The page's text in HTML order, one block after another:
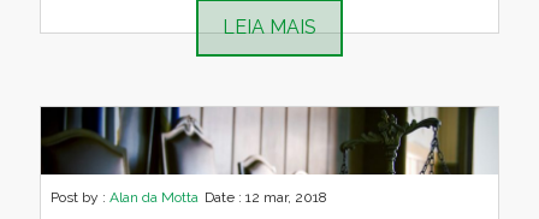
LEIA MAIS
Post by : Alan da Motta Date : 12 mar, 2018